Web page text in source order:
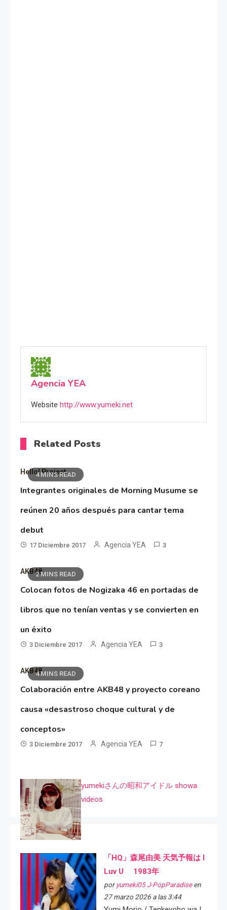
Agencia YEA
Website http://www.yumeki.net
Related Posts
4 MINS READ
Hello! Project
Integrantes originales de Morning Musume se
reúnen 20 años después para cantar tema
debut
17 Diciembre 2017 Agencia YEA 3
2 MINS READ
AKB48
Colocan fotos de Nogizaka 46 en portadas de
libros que no tenían ventas y se convierten en
un éxito
3 Diciembre 2017 Agencia YEA 3
4 MINS READ
AKB48
Colaboración entre AKB48 y proyecto coreano
causa «desastroso choque cultural y de
conceptos»
3 Diciembre 2017 Agencia YEA 7
yumekiさんの昭和アイドル showa
videos
「HQ」森尾由美 天気予報は I
Luv U 1983年
por yumeki05 J-PopParadiseen
27 marzo 2026 a las 3:44